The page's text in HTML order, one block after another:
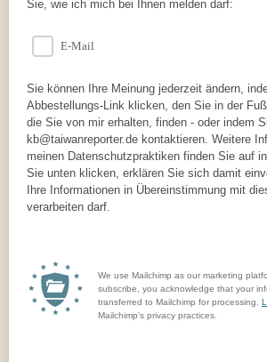
Sie, wie ich mich bei Ihnen melden darf:
E-Mail
Sie können Ihre Meinung jederzeit ändern,
Abbestellungs-Link klicken, den Sie in der
die Sie von mir erhalten, finden - oder indem
kb@taiwanreporter.de kontaktieren. Weitere
meinen Datenschutzpraktiken finden Sie auf
Sie unten klicken, erklären Sie sich damit
Ihre Informationen in Übereinstimmung mit
verarbeiten darf.
We use Mailchimp as our marketing
subscribe, you acknowledge that your
transferred to Mailchimp for processing.
Mailchimp's privacy practices.